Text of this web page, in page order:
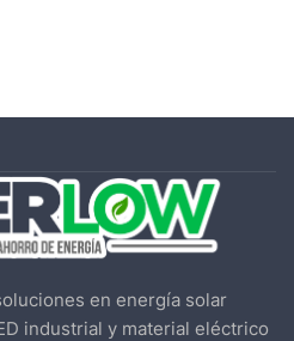
en energía solar
industrial y material eléctrico